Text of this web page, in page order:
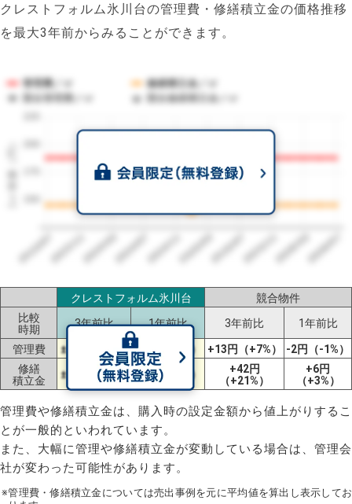
クレストフォルム氷川台の管理費・修繕積立金の価格推移
を最大3年前からみることができます。
1㎡単価（円）
管理費／㎡
修繕積立金／㎡
競合管理費／㎡
競合修繕積立金／㎡
2023/072023/112024/032024/072024/112025/032025/072025/112026/032026/07
クレストフォルム氷川台
競合物件
比較
時期
3年前比 1年前比 3年前比 1年前比
管理費 ±0円（±0%） ±0円（±0%） +13円（+7%）
-2円（-1%）
修繕
積立金
±0円（±0%） ±0円（±0%）
+42円
（+21%）
+6円
（+3%）
管理費や修繕積立金は、購入時の設定金額から値上がりするこ
とが一般的といわれています。
また、大幅に管理や修繕積立金が変動している場合は、管理会
社が変わった可能性があります。
※管理費・修繕積立金については売出事例を元に平均値を算出し表示してお